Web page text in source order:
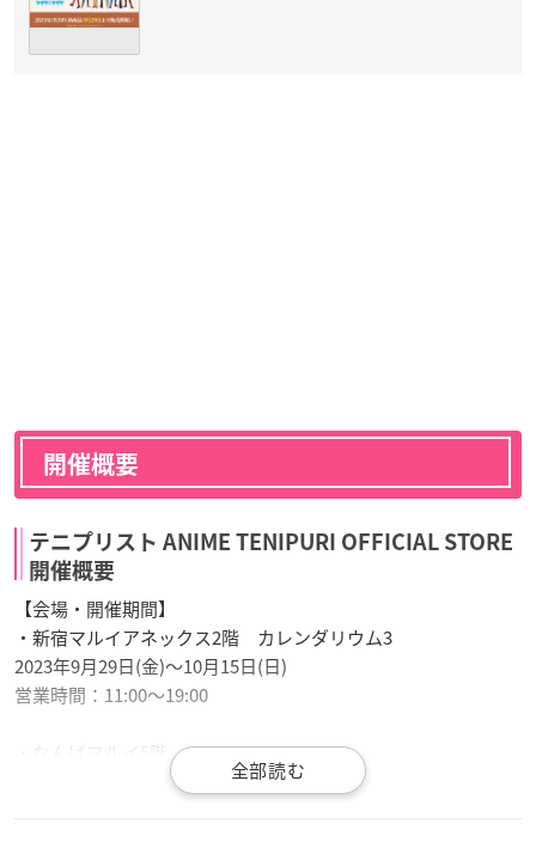
開催概要
テニプリスト ANIME TENIPURI OFFICIAL STORE
開催概要
【会場・開催期間】
・新宿マルイアネックス2階 カレンダリウム3
2023年9月29日(金)～10月15日(日)
営業時間：11:00～19:00
・なんばマルイ5階 イベントスペース
2023年10月6日(金)～10月22日(日)